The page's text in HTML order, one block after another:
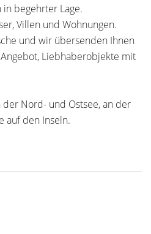
begehrter Lage.
Villen und Wohnungen.
und wir übersenden Ihnen
Liebhaberobjekte mit
Nord- und Ostsee, an der
auf den Inseln.